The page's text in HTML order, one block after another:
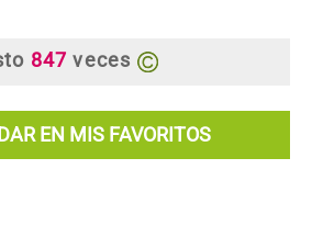
847 veces
EN MIS FAVORITOS